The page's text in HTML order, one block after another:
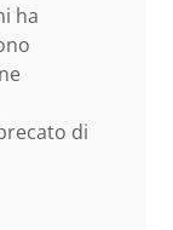
ha
di